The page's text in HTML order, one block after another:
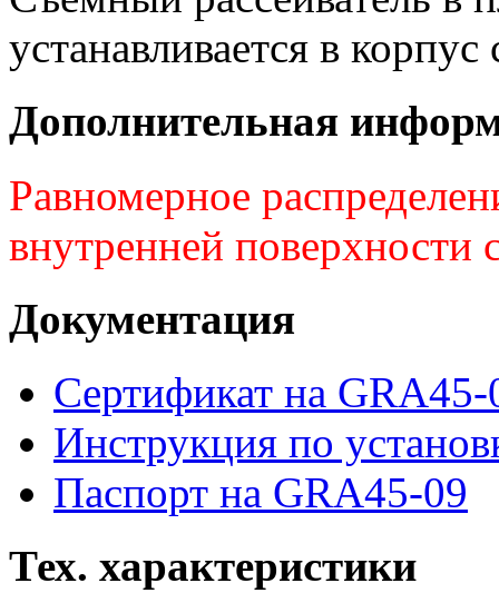
устанавливается в
Дополнительная
Равномерное
внутренней поверхности
Документация
Сертификат на GRA45-
Инструкция по
Паспорт на GRA45-09
Тех. характеристики